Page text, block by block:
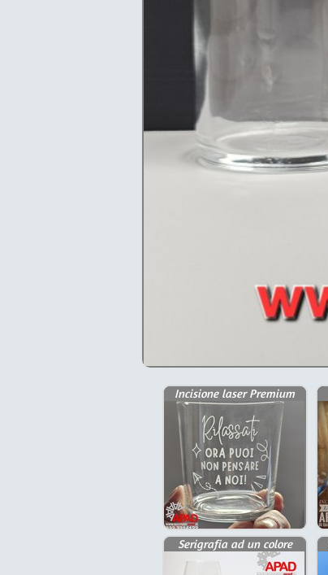
Incisione laser Premium
Serigrafia ad un colore